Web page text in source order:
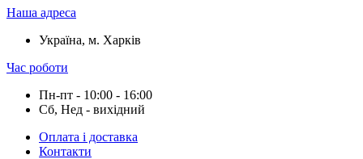
Наша адреса
Україна, м. Харків
Час роботи
Пн-пт - 10:00 - 16:00
Сб, Нед - вихідний
Оплата і доставка
Контакти